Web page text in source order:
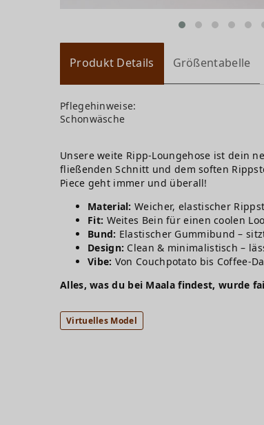
Produkt Details Größentabelle
Pflegehinweise:
Schonwäsche
Unsere weite Ripp-Loungehose ist dein
fließenden Schnitt und dem soften
Piece geht immer und überall!
Material: Weicher, elastischer
Fit: Weites Bein für einen coolen
Bund: Elastischer Gummibund –
Design: Clean & minimalistisch –
Vibe: Von Couchpotato bis Coffee-
Alles, was du bei Maala findest, wurde
Virtuelles Model